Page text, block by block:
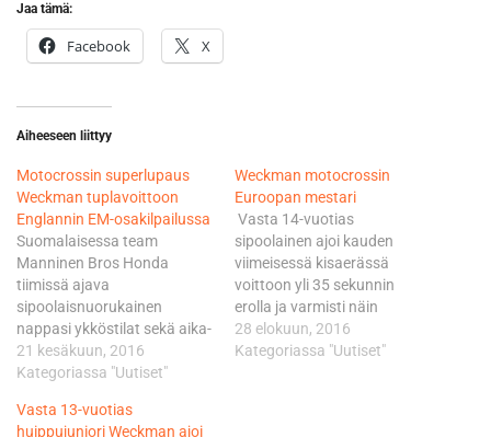
Jaa tämä:
Facebook X
Aiheeseen liittyy
Motocrossin superlupaus
Weckman tuplavoittoon
Englannin EM-osakilpailussa
Suomalaisessa team
Manninen Bros Honda
tiimissä ajava
sipoolaisnuorukainen
nappasi ykköstilat sekä aika-
ajossa, että molemmissa
kisaerissä. - Luonnollisesti
viikonloppuun. Odotukset
21 kesäkuun, 2016
Kategoriassa "Uutiset"
Weckman motocrossin
Euroopan mestari
Vasta 14-vuotias
sipoolainen ajoi kauden
viimeisessä kisaerässä
voittoon yli 35 sekunnin
erolla ja varmisti näin
mestaruuden ennen Norjan
Hakon Fredrikseniä. Team
28 elokuun, 2016
Kategoriassa "Uutiset"
Vasta 13-vuotias
huippujuniori Weckman ajoi